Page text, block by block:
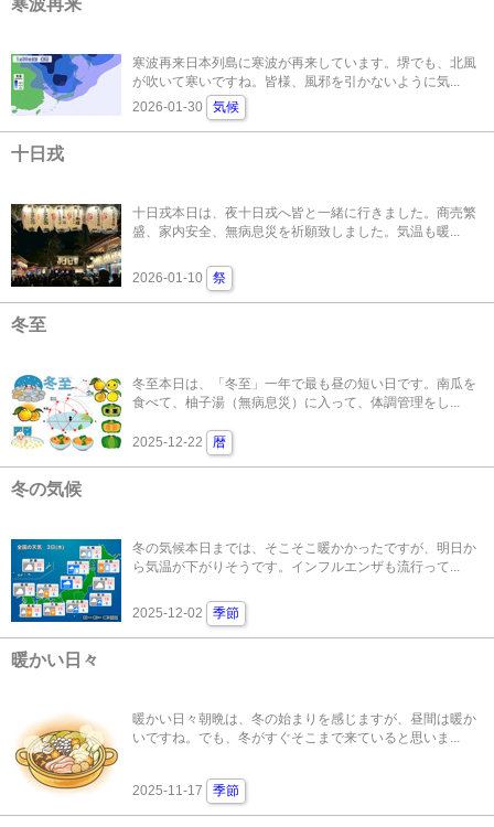
寒波再来
寒波再来日本列島に寒波が再来しています。堺でも、北風
が吹いて寒いですね。皆様、風邪を引かないように気...
2026-01-30
気候
十日戎
十日戎本日は、夜十日戎へ皆と一緒に行きました。商売繁
盛、家内安全、無病息災を祈願致しました。気温も暖...
2026-01-10 祭
冬至
冬至本日は、「冬至」一年で最も昼の短い日です。南瓜を
食べて、柚子湯（無病息災）に入って、体調管理をし...
2025-12-22 暦
冬の気候
冬の気候本日までは、そこそこ暖かかったですが、明日か
ら気温が下がりそうです。インフルエンザも流行って...
2025-12-02 季節
暖かい日々
暖かい日々朝晩は、冬の始まりを感じますが、昼間は暖か
いですね。でも、冬がすぐそこまで来ていると思いま...
2025-11-17 季節